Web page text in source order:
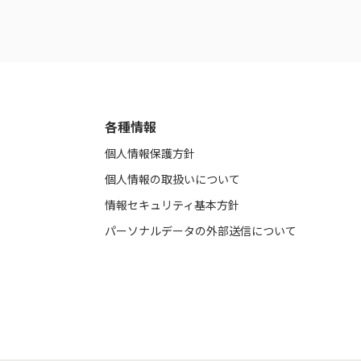
各種情報
個人情報保護方針
個人情報の取扱いについて
情報セキュリティ基本方針
パーソナルデータの外部送信について